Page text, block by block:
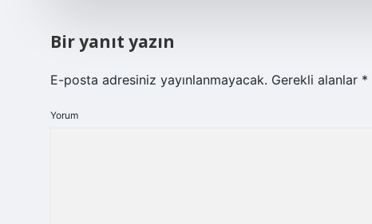
Bir yanıt yazın
E-posta adresiniz yayınlanmayacak. Gerekli alanlar *
Yorum